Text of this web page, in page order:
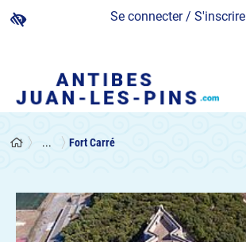
Se connecter / S'inscrire
... Fort Carré